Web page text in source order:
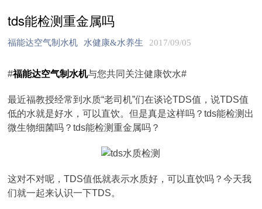
tds能检测重金属吗
福能达空气制水机 水健康&水养生 2017/09/05
#福能达空气制水机与您共同关注健康饮水#
最近福教授经常到水质“老司机”们在谈论TDS值，说TDS值
低的水就是好水，可以直饮。但是真是这样吗？tds能检测出
微生物细菌吗？tds能检测重金属吗？
这对不对呢，TDS值低就表示水质好，可以直饮吗？今天我
们就一起来认识一下TDS。